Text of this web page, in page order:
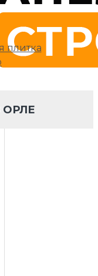
плитка
ОРЛЕ